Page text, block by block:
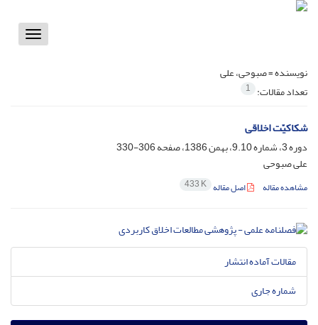
Toggle
نویسنده =صبوحی، علی
تعداد مقالات: 1
شکاکیّت اخلاقی
دوره 3، شماره 9.10، بهمن 1386، صفحه
306-330
علی صبوحی
مشاهده مقاله اصل مقاله 433 K
مقالات آماده انتشار
شماره جاری